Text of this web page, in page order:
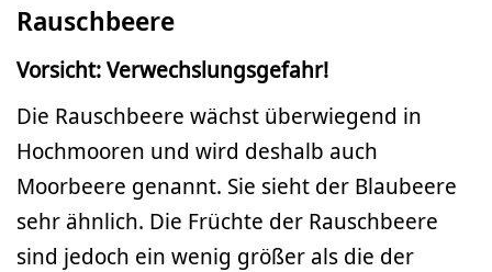
Rauschbeere
Vorsicht: Verwechslungsgefahr!
Die Rauschbeere wächst überwiegend in
Hochmooren und wird deshalb auch
Moorbeere genannt. Sie sieht der Blaubeere
sehr ähnlich. Die Früchte der Rauschbeere
sind jedoch ein wenig größer als die der